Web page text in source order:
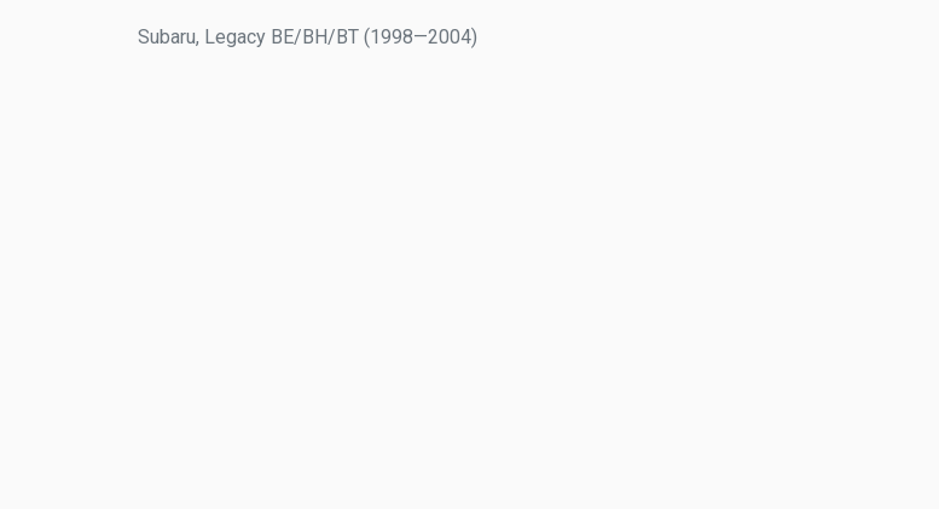
Subaru, Legacy BE/BH/BT (1998—2004)